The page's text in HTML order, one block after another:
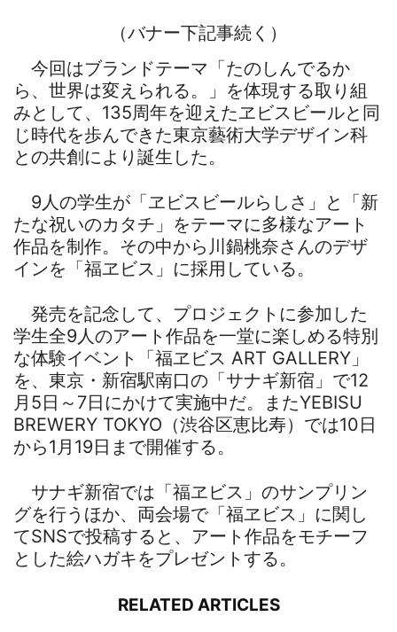
（バナー下記事続く）
今回はブランドテーマ「たのしんでるか
ら、世界は変えられる。」を体現する取り組
みとして、135周年を迎えたヱビスビールと同
じ時代を歩んできた東京藝術大学デザイン科
との共創により誕生した。
9人の学生が「ヱビスビールらしさ」と「新
たな祝いのカタチ」をテーマに多様なアート
作品を制作。その中から川鍋桃奈さんのデザ
インを「福ヱビス」に採用している。
発売を記念して、プロジェクトに参加した
学生全9人のアート作品を一堂に楽しめる特別
な体験イベント「福ヱビス ART GALLERY」
を、東京・新宿駅南口の「サナギ新宿」で12
月5日～7日にかけて実施中だ。またYEBISU
BREWERY TOKYO（渋谷区恵比寿）では10日
から1月19日まで開催する。
サナギ新宿では「福ヱビス」のサンプリン
グを行うほか、両会場で「福ヱビス」に関し
てSNSで投稿すると、アート作品をモチーフ
とした絵ハガキをプレゼントする。
RELATED ARTICLES